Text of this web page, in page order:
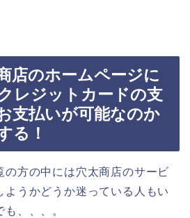
店のホームページに
レジットカードの支
支払いが可能なのか
る！
の方の中には穴太商店のサービ
ようかどうか迷っている人もい
、、、。